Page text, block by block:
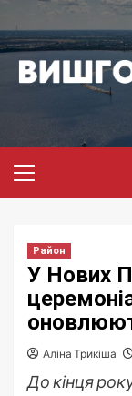
до
вмісту
меню
Район
У Нових
Аліна Трикіша
До кінця